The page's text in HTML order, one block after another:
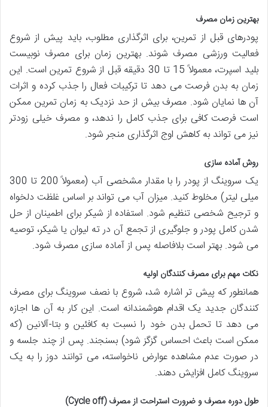
بهترین زمان مصرف
پودرهای قبل از تمرین، برای اثرگذاری مطلوب، باید پیش از شروع
فعالیت ورزشی مصرف شوند. بهترین زمان برای مصرف نوبیست
بلید اسپرت، معمولاً 15 تا 30 دقیقه قبل از شروع تمرین است. این
زمان به بدن فرصت می دهد تا ترکیبات فعال را جذب کرده و اثرات
آن ها نمایان شود. مصرف بیش از حد نزدیک به زمان تمرین ممکن
است فرصت کافی برای جذب کامل را ندهد، و مصرف خیلی زودتر
نیز می تواند به کاهش اوج اثرگذاری منجر شود.
روش آماده سازی
یک سروینگ از پودر را با مقدار مشخصی آب (معمولاً 200 تا 300
میلی لیتر) مخلوط کنید. میزان آب می تواند بر اساس غلظت دلخواه
و ترجیح شخصی تنظیم شود. استفاده از شیکر برای اطمینان از حل
شدن کامل پودر و جلوگیری از تجمع آن در ته لیوان یا شیکر، توصیه
می شود. بهتر است بلافاصله پس از آماده سازی مصرف شود.
نکات مهم برای مصرف کنندگان اولیه
همانطور که پیش تر اشاره شد، شروع با نصف سروینگ برای مصرف
کنندگان جدید یک اقدام هوشمندانه است. این کار به آن ها اجازه
می دهد تا تحمل بدن خود را نسبت به کافئین و بتا-آلانین (که
ممکن است باعث احساس گزگز شود) بسنجند. پس از چند جلسه و
در صورت عدم مشاهده عوارض ناخواسته، می توانند دوز را به یک
سروینگ کامل افزایش دهند.
طول دوره مصرف و ضرورت استراحت از مصرف (Cycle off)